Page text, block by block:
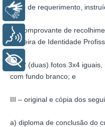
meio de requerimento,
I – comprovante de
Carteira de Identidade
II – 2 (duas) fotos 3x4
com fundo branco; e
III – original e cópia dos
a) diploma de conclusão do
Libras
Voz